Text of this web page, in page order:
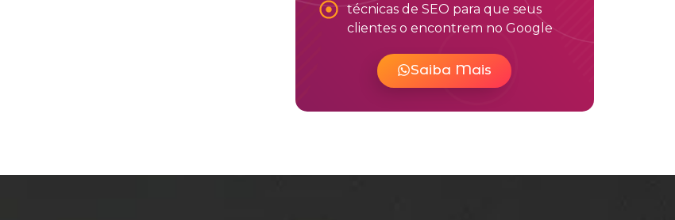
técnicas de SEO para que seus
clientes o encontrem no Google
Saiba Mais